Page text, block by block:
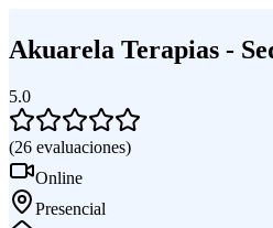
Akuarela Terapias -
5.0
(26 evaluaciones)
Online
Presencial